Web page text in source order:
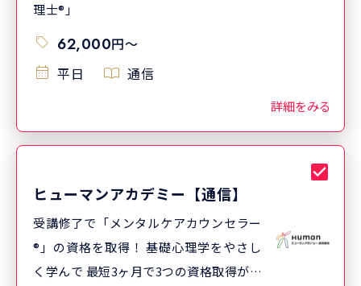
理士®」
62,000円〜
平日
通信
詳細をみる
ヒューマンアカデミー【通信】
受講修了で「メンタルケアカウンセラー
®」の資格を取得！ 基礎心理学をやさし
く学んで 最短3ヶ月で3つの資格取得が目